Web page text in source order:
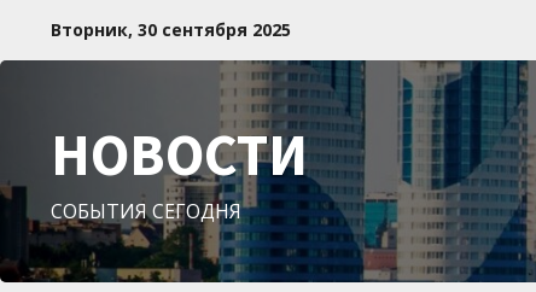
Вторник, 30 сентября 2025
НОВОСТИ
СОБЫТИЯ СЕГОДНЯ